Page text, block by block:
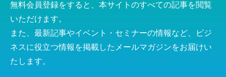
無料会員登録をすると、本サイトのすべての記事を閲覧
いただけます。
また、最新記事やイベント・セミナーの情報など、ビジ
ネスに役立つ情報を掲載したメールマガジンをお届けい
たします。